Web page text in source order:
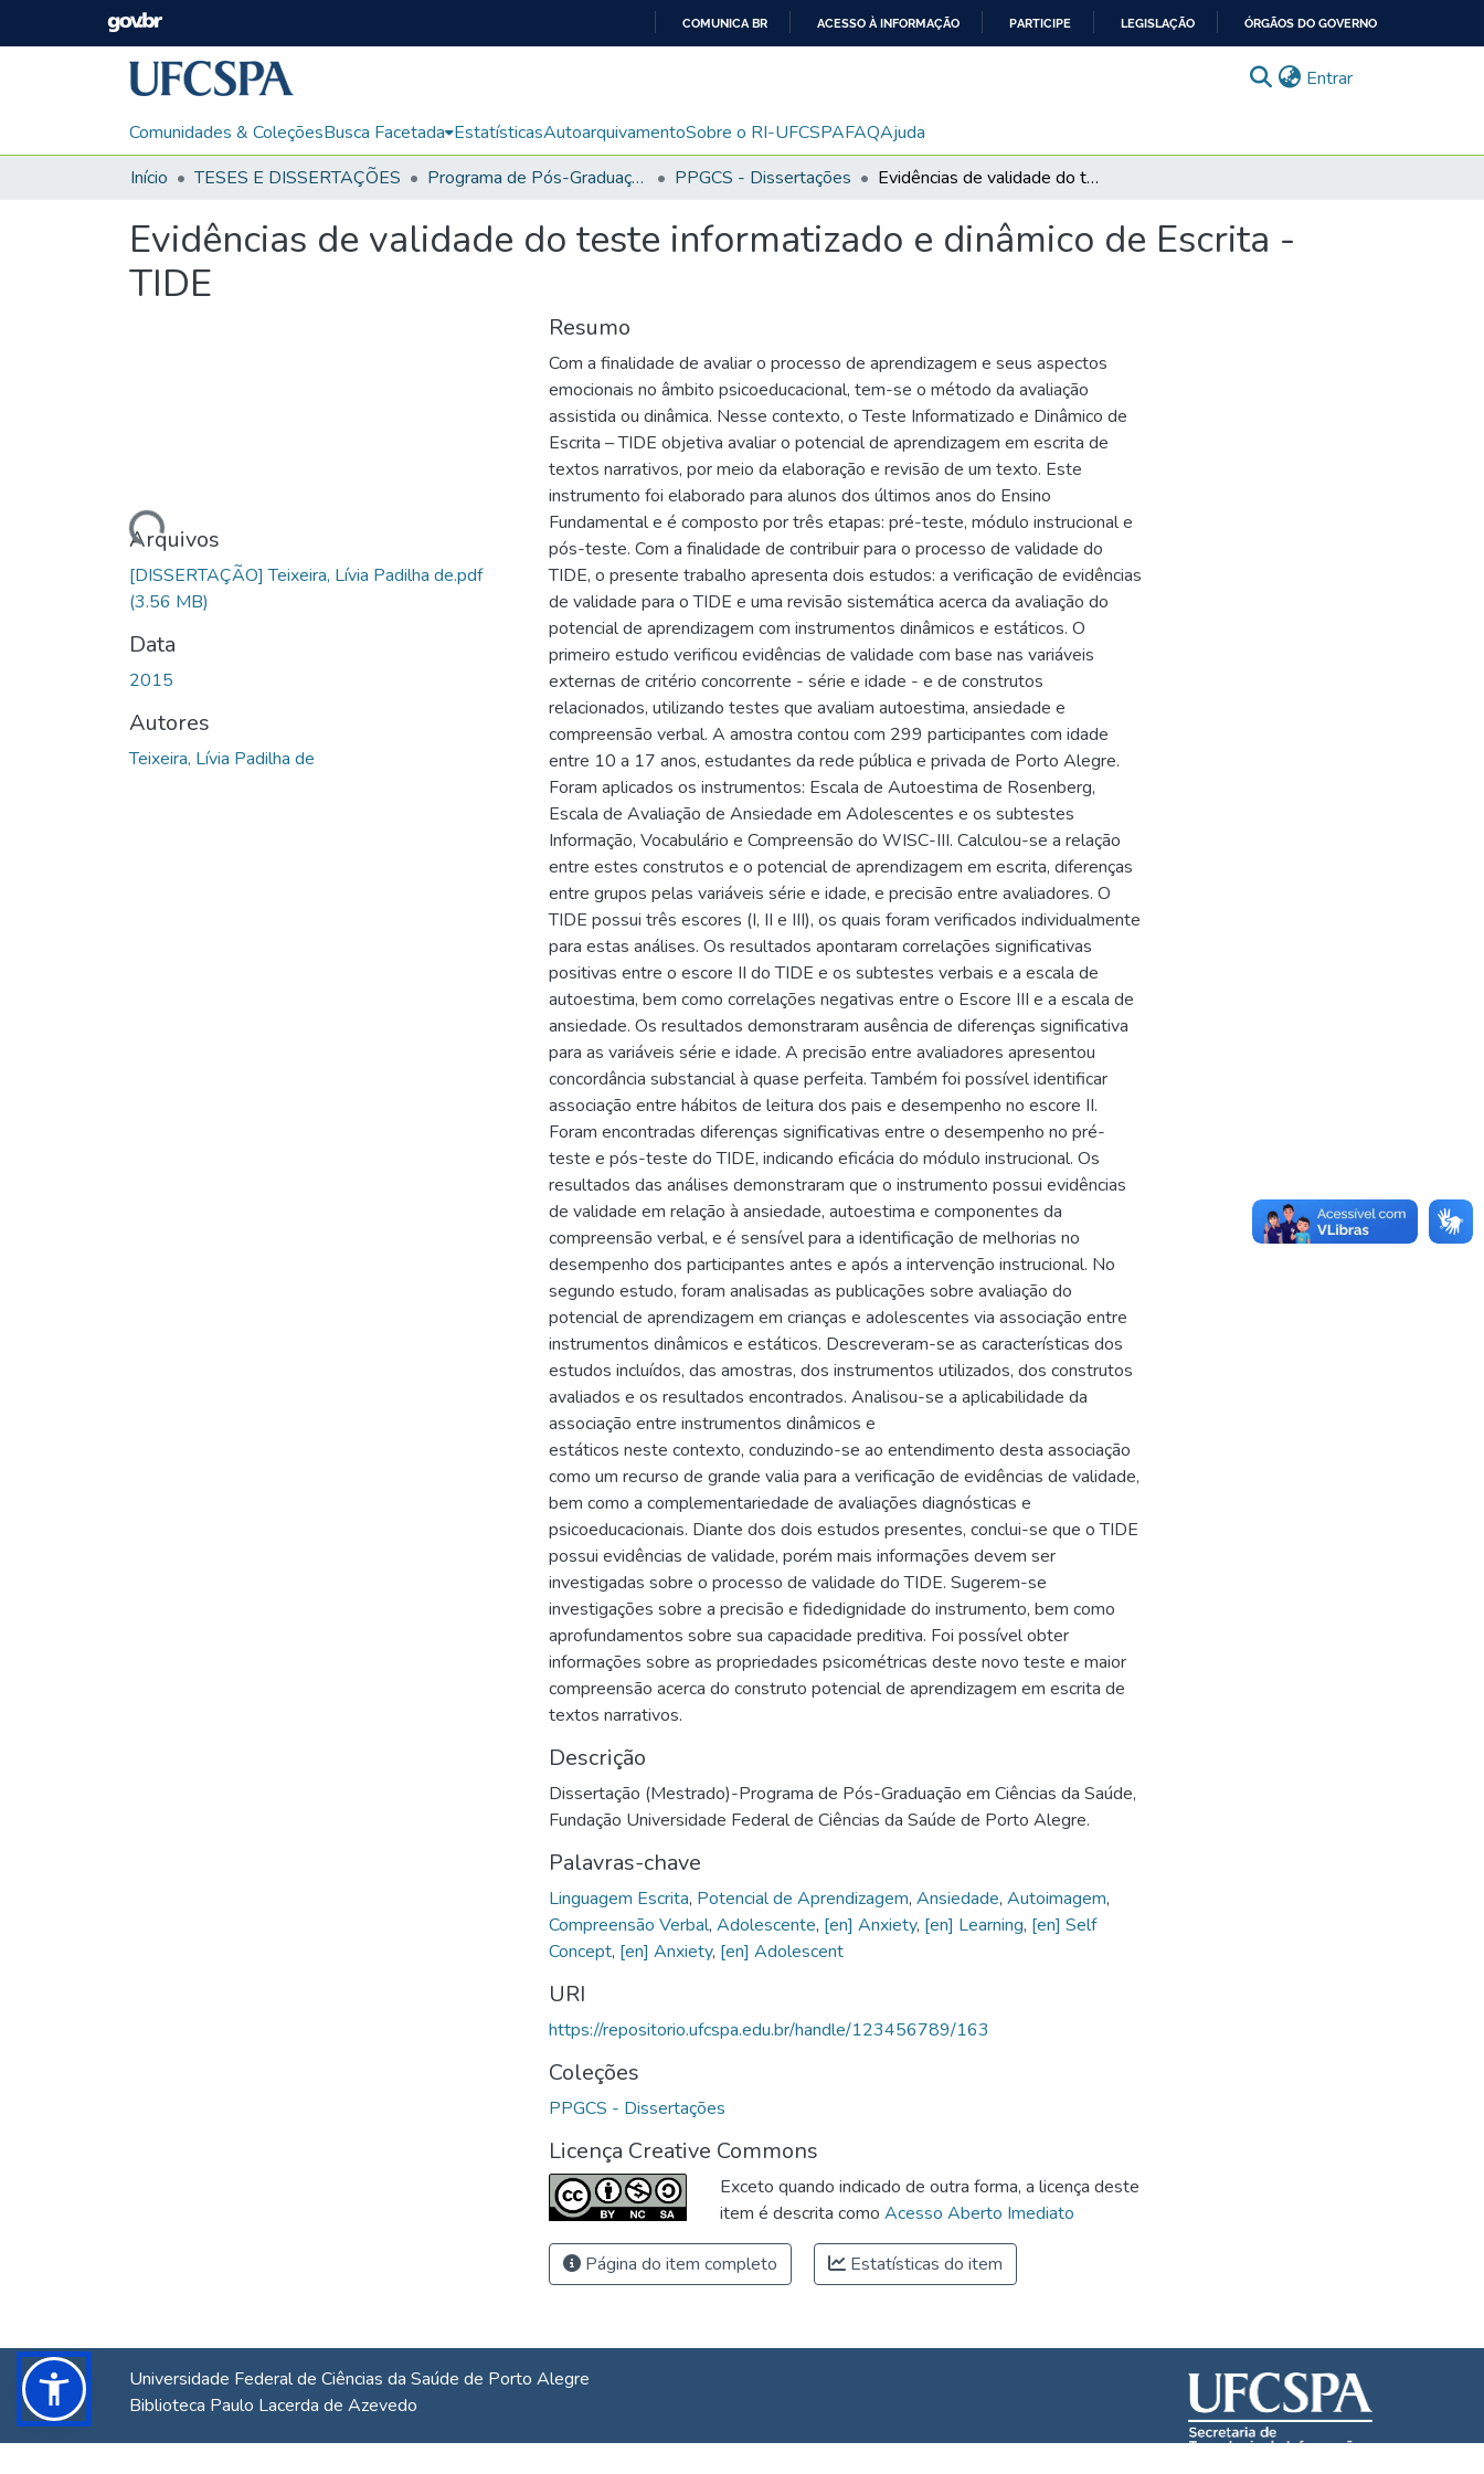
CONTEÚDO
COMUNICA BR ACESSO À INFORMAÇÃO PARTICIPE LEGISLAÇÃO ÓRGÃOS DO GOVERNO
Entrar(current)
Comunidades & ColeçõesBusca Facetada EstatísticasAutoarquivamentoSobre o RI-UFCSPAFAQAjuda
Início
TESES E DISSERTAÇÕES Programa de Pós-Graduação em Ciências da Saúde PPGCS - Dissertações Evidências de validade do teste informatizado e dinâmico de Escrita - TIDE
Evidências de validade do teste informatizado e dinâmico de Escrita -
TIDE
Carregando...
Arquivos
[DISSERTAÇÃO] Teixeira, Lívia Padilha de.pdf
(3.56 MB)
Data
2015
Autores
Teixeira, Lívia Padilha de
Resumo
Com a finalidade de avaliar o processo de aprendizagem e seus aspectos
emocionais no âmbito psicoeducacional, tem-se o método da avaliação
assistida ou dinâmica. Nesse contexto, o Teste Informatizado e Dinâmico de
Escrita – TIDE objetiva avaliar o potencial de aprendizagem em escrita de
textos narrativos, por meio da elaboração e revisão de um texto. Este
instrumento foi elaborado para alunos dos últimos anos do Ensino
Fundamental e é composto por três etapas: pré-teste, módulo instrucional e
pós-teste. Com a finalidade de contribuir para o processo de validade do
TIDE, o presente trabalho apresenta dois estudos: a verificação de evidências
de validade para o TIDE e uma revisão sistemática acerca da avaliação do
potencial de aprendizagem com instrumentos dinâmicos e estáticos. O
primeiro estudo verificou evidências de validade com base nas variáveis
externas de critério concorrente - série e idade - e de construtos
relacionados, utilizando testes que avaliam autoestima, ansiedade e
compreensão verbal. A amostra contou com 299 participantes com idade
entre 10 a 17 anos, estudantes da rede pública e privada de Porto Alegre.
Foram aplicados os instrumentos: Escala de Autoestima de Rosenberg,
Escala de Avaliação de Ansiedade em Adolescentes e os subtestes
Informação, Vocabulário e Compreensão do WISC-III. Calculou-se a relação
entre estes construtos e o potencial de aprendizagem em escrita, diferenças
entre grupos pelas variáveis série e idade, e precisão entre avaliadores. O
TIDE possui três escores (I, II e III), os quais foram verificados individualmente
para estas análises. Os resultados apontaram correlações significativas
positivas entre o escore II do TIDE e os subtestes verbais e a escala de
autoestima, bem como correlações negativas entre o Escore III e a escala de
ansiedade. Os resultados demonstraram ausência de diferenças significativa
para as variáveis série e idade. A precisão entre avaliadores apresentou
concordância substancial à quase perfeita. Também foi possível identificar
associação entre hábitos de leitura dos pais e desempenho no escore II.
Foram encontradas diferenças significativas entre o desempenho no pré-
teste e pós-teste do TIDE, indicando eficácia do módulo instrucional. Os
resultados das análises demonstraram que o instrumento possui evidências
de validade em relação à ansiedade, autoestima e componentes da
compreensão verbal, e é sensível para a identificação de melhorias no
desempenho dos participantes antes e após a intervenção instrucional. No
segundo estudo, foram analisadas as publicações sobre avaliação do
potencial de aprendizagem em crianças e adolescentes via associação entre
instrumentos dinâmicos e estáticos. Descreveram-se as características dos
estudos incluídos, das amostras, dos instrumentos utilizados, dos construtos
avaliados e os resultados encontrados. Analisou-se a aplicabilidade da
associação entre instrumentos dinâmicos e
estáticos neste contexto, conduzindo-se ao entendimento desta associação
como um recurso de grande valia para a verificação de evidências de validade,
bem como a complementariedade de avaliações diagnósticas e
psicoeducacionais. Diante dos dois estudos presentes, conclui-se que o TIDE
possui evidências de validade, porém mais informações devem ser
investigadas sobre o processo de validade do TIDE. Sugerem-se
investigações sobre a precisão e fidedignidade do instrumento, bem como
aprofundamentos sobre sua capacidade preditiva. Foi possível obter
informações sobre as propriedades psicométricas deste novo teste e maior
compreensão acerca do construto potencial de aprendizagem em escrita de
textos narrativos.
Descrição
Dissertação (Mestrado)-Programa de Pós-Graduação em Ciências da Saúde,
Fundação Universidade Federal de Ciências da Saúde de Porto Alegre.
Palavras-chave
Linguagem Escrita, Potencial de Aprendizagem, Ansiedade, Autoimagem,
Compreensão Verbal, Adolescente, [en] Anxiety, [en] Learning, [en] Self
Concept, [en] Anxiety, [en] Adolescent
URI
https://repositorio.ufcspa.edu.br/handle/123456789/163
Coleções
PPGCS - Dissertações
Licença Creative Commons
Exceto quando indicado de outra forma, a licença deste
item é descrita como Acesso Aberto Imediato
Página do item completo Estatísticas do item
Universidade Federal de Ciências da Saúde de Porto Alegre
Biblioteca Paulo Lacerda de Azevedo